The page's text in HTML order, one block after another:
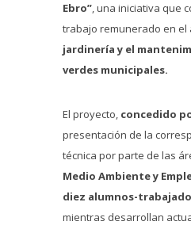
Ebro”, una iniciativa que
trabajo remunerado en el
jardinería y el
verdes municipales.
El proyecto, concedido
presentación de la
técnica por parte de las
Medio Ambiente y
diez alumnos-
mientras desarrollan